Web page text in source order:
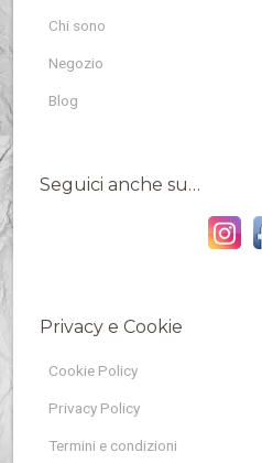
Chi sono
Negozio
Blog
Seguici anche su…
Privacy e Cookie
Cookie Policy
Privacy Policy
Termini e condizioni